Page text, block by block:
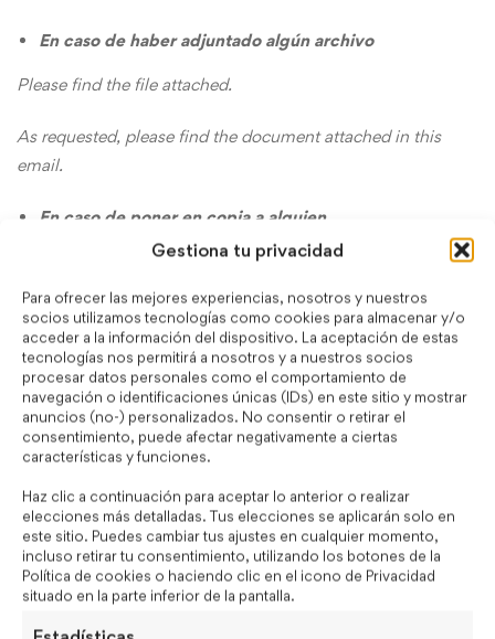
Gestiona tu privacidad
Para ofrecer las mejores experiencias, nosotros y nuestros
socios utilizamos tecnologías como cookies para almacenar y/o
acceder a la información del dispositivo. La aceptación de estas
tecnologías nos permitirá a nosotros y a nuestros socios
procesar datos personales como el comportamiento de
navegación o identificaciones únicas (IDs) en este sitio y mostrar
anuncios (no-) personalizados. No consentir o retirar el
consentimiento, puede afectar negativamente a ciertas
características y funciones.
Haz clic a continuación para aceptar lo anterior o realizar
elecciones más detalladas. Tus elecciones se aplicarán solo en
este sitio. Puedes cambiar tus ajustes en cualquier momento,
incluso retirar tu consentimiento, utilizando los botones de la
Política de cookies o haciendo clic en el icono de Privacidad
situado en la parte inferior de la pantalla.
En caso de haber adjuntado algún archivo
Please find the file attached.
As requested, please find the document attached in this
email.
En caso de poner en copia a alguien
I copied my coordinator John in this email.
I have copied my coworker Jason in this email.
Cierre
Please let me know if you have any questions.
I look forward to hearing from you soon.
I look forward to your reply.
No sólo un email,
¿verdad?